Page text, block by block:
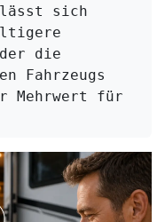
sich
die
Fahrzeugs
Mehrwert für